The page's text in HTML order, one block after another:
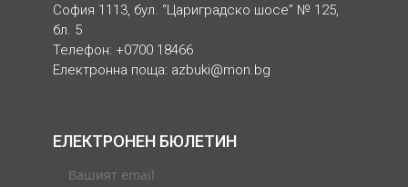
София 1113, бул. “Цариградско шосе” № 125,
бл. 5
Телефон: +0700 18466
Електронна поща: azbuki@mon.bg
ЕЛЕКТРОНЕН БЮЛЕТИН